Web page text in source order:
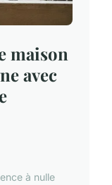
maison
avec
à nulle